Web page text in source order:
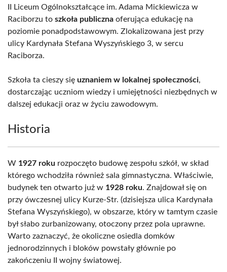
II Liceum Ogólnokształcące im. Adama Mickiewicza w
Raciborzu to szkoła publiczna oferująca edukację na
poziomie ponadpodstawowym. Zlokalizowana jest przy
ulicy Kardynała Stefana Wyszyńskiego 3, w sercu
Raciborza.
Szkoła ta cieszy się uznaniem w lokalnej społeczności,
dostarczając uczniom wiedzy i umiejętności niezbędnych w
dalszej edukacji oraz w życiu zawodowym.
Historia
W 1927 roku rozpoczęto budowę zespołu szkół, w skład
którego wchodziła również sala gimnastyczna. Właściwie,
budynek ten otwarto już w 1928 roku. Znajdował się on
przy ówczesnej ulicy Kurze-Str. (dzisiejsza ulica Kardynała
Stefana Wyszyńskiego), w obszarze, który w tamtym czasie
był słabo zurbanizowany, otoczony przez pola uprawne.
Warto zaznaczyć, że okoliczne osiedla domków
jednorodzinnych i bloków powstały głównie po
zakończeniu II wojny światowej.